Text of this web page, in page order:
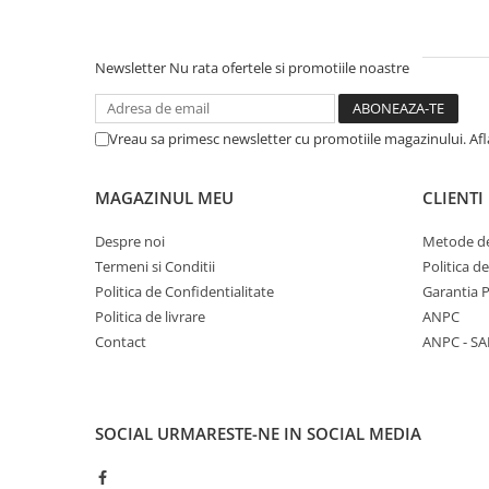
Newsletter Nu rata ofertele si promotiile noastre
Vreau sa primesc newsletter cu promotiile magazinului.
MAGAZINUL MEU
Despre noi
Termeni si Conditii
Politica de Confidentialitate
Politica de livrare
Contact
CLIENTI
Metode
Politica
Garantia
ANPC
ANPC -
SOCIAL URMARESTE-NE IN SOCIAL MEDIA